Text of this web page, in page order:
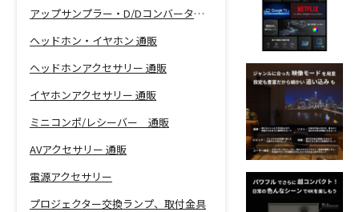
アップサンプラー・D/Dコンバーター 通販
ヘッドホン・イヤホン 通販
ヘッドホンアクセサリー 通販
イヤホンアクセサリー 通販
ミニコンポ/レシーバー 通販
AVアクセサリー 通販
電源アクセサリー
プロジェクター交換ランプ、取付金具